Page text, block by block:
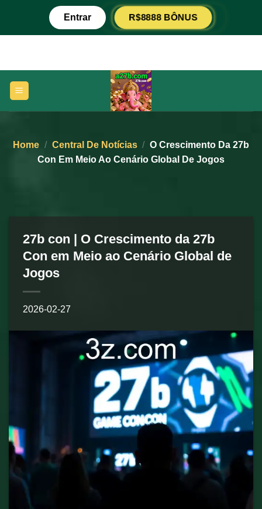
content
Entrar R$8888 BÔNUS
Home / Central De Notícias / O Crescimento Da 27b
Con Em Meio Ao Cenário Global De Jogos
27b con | O Crescimento da 27b
Con em Meio ao Cenário Global de
Jogos
2026-02-27